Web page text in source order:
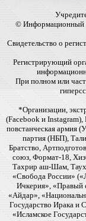
© Информационный
Свидетельство о
Регистрирующий
При полном или
*Организации,
(Facebook и Instagram),
повстанческая армия
партия (НБП),
Братство,
союз, Формат-18,
Тахрир аш-Шам,
«Свобода России»
Ичкерия», «Правый
«Айдар»,
Государство Ирака и
«Исламское